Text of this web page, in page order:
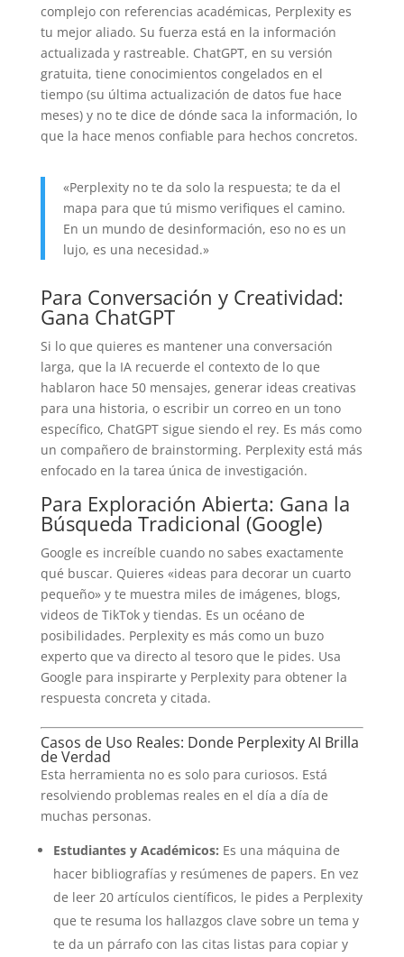
complejo con referencias académicas, Perplexity es
tu mejor aliado. Su fuerza está en la información
actualizada y rastreable. ChatGPT, en su versión
gratuita, tiene conocimientos congelados en el
tiempo (su última actualización de datos fue hace
meses) y no te dice de dónde saca la información, lo
que la hace menos confiable para hechos concretos.
«Perplexity no te da solo la respuesta; te da el
mapa para que tú mismo verifiques el camino.
En un mundo de desinformación, eso no es un
lujo, es una necesidad.»
Para Conversación y Creatividad:
Gana ChatGPT
Si lo que quieres es mantener una conversación
larga, que la IA recuerde el contexto de lo que
hablaron hace 50 mensajes, generar ideas creativas
para una historia, o escribir un correo en un tono
específico, ChatGPT sigue siendo el rey. Es más como
un compañero de brainstorming. Perplexity está más
enfocado en la tarea única de investigación.
Para Exploración Abierta: Gana la
Búsqueda Tradicional (Google)
Google es increíble cuando no sabes exactamente
qué buscar. Quieres «ideas para decorar un cuarto
pequeño» y te muestra miles de imágenes, blogs,
videos de TikTok y tiendas. Es un océano de
posibilidades. Perplexity es más como un buzo
experto que va directo al tesoro que le pides. Usa
Google para inspirarte y Perplexity para obtener la
respuesta concreta y citada.
Casos de Uso Reales: Donde Perplexity AI Brilla
de Verdad
Esta herramienta no es solo para curiosos. Está
resolviendo problemas reales en el día a día de
muchas personas.
Estudiantes y Académicos: Es una máquina de
hacer bibliografías y resúmenes de papers. En vez
de leer 20 artículos científicos, le pides a Perplexity
que te resuma los hallazgos clave sobre un tema y
te da un párrafo con las citas listas para copiar y